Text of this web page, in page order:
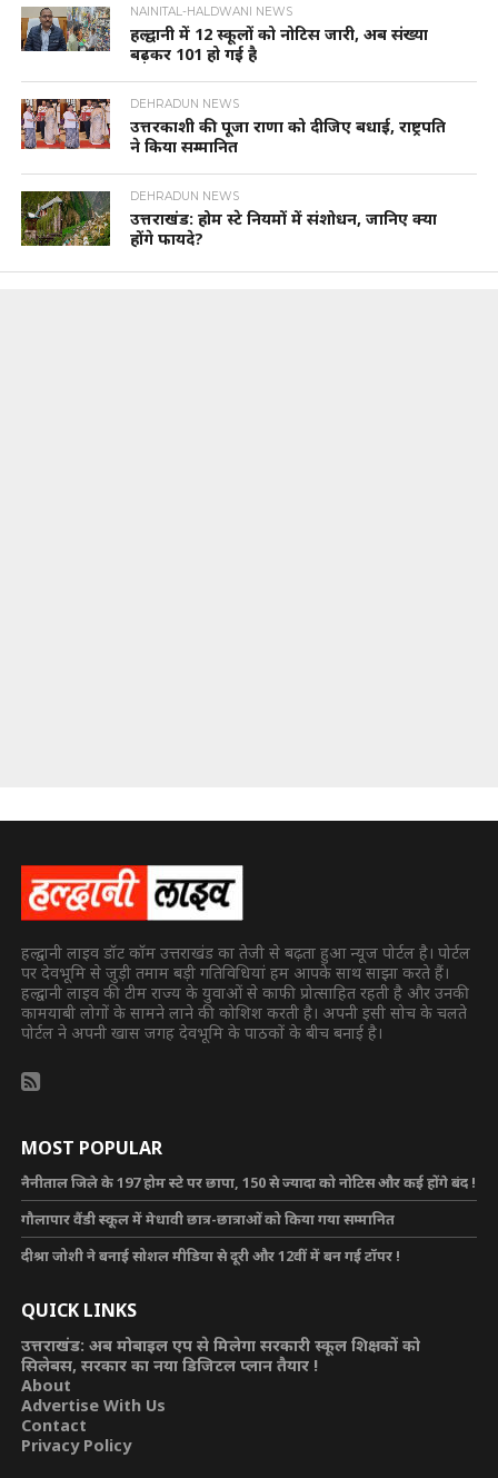
NAINITAL-HALDWANI NEWS
हल्द्वानी में 12 स्कूलों को नोटिस जारी, अब संख्या
बढ़कर 101 हो गई है
DEHRADUN NEWS
उत्तरकाशी की पूजा राणा को दीजिए बधाई, राष्ट्रपति
ने किया सम्मानित
DEHRADUN NEWS
उत्तराखंड: होम स्टे नियमों में संशोधन, जानिए क्या
होंगे फायदे?
हल्द्वानी लाइव डॉट कॉम उत्तराखंड का तेजी से बढ़ता हुआ न्यूज पोर्टल है। पोर्टल
पर देवभूमि से जुड़ी तमाम बड़ी गतिविधियां हम आपके साथ साझा करते हैं।
हल्द्वानी लाइव की टीम राज्य के युवाओं से काफी प्रोत्साहित रहती है और उनकी
कामयाबी लोगों के सामने लाने की कोशिश करती है। अपनी इसी सोच के चलते
पोर्टल ने अपनी खास जगह देवभूमि के पाठकों के बीच बनाई है।
MOST POPULAR
नैनीताल जिले के 197 होम स्टे पर छापा, 150 से ज्यादा को नोटिस और कई होंगे बंद !
गौलापार वैंडी स्कूल में मेधावी छात्र-छात्राओं को किया गया सम्मानित
दीश्रा जोशी ने बनाई सोशल मीडिया से दूरी और 12वीं में बन गई टॉपर !
QUICK LINKS
उत्तराखंड: अब मोबाइल एप से मिलेगा सरकारी स्कूल शिक्षकों को
सिलेबस, सरकार का नया डिजिटल प्लान तैयार !
About
Advertise With Us
Contact
Privacy Policy